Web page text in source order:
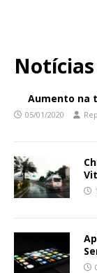
Aumento na
05/01/2020